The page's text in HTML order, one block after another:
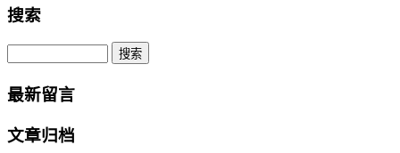
搜索
Search
最新留言
文章归档